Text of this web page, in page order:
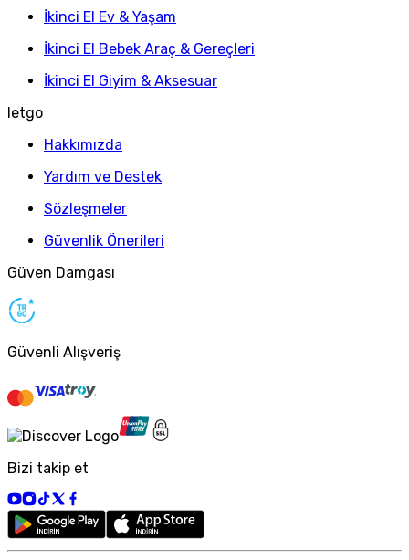
İkinci El Ev & Yaşam
İkinci El Bebek Araç & Gereçleri
İkinci El Giyim & Aksesuar
letgo
Hakkımızda
Yardım ve Destek
Sözleşmeler
Güvenlik Önerileri
Güven Damgası
Güvenli Alışveriş
Bizi takip et